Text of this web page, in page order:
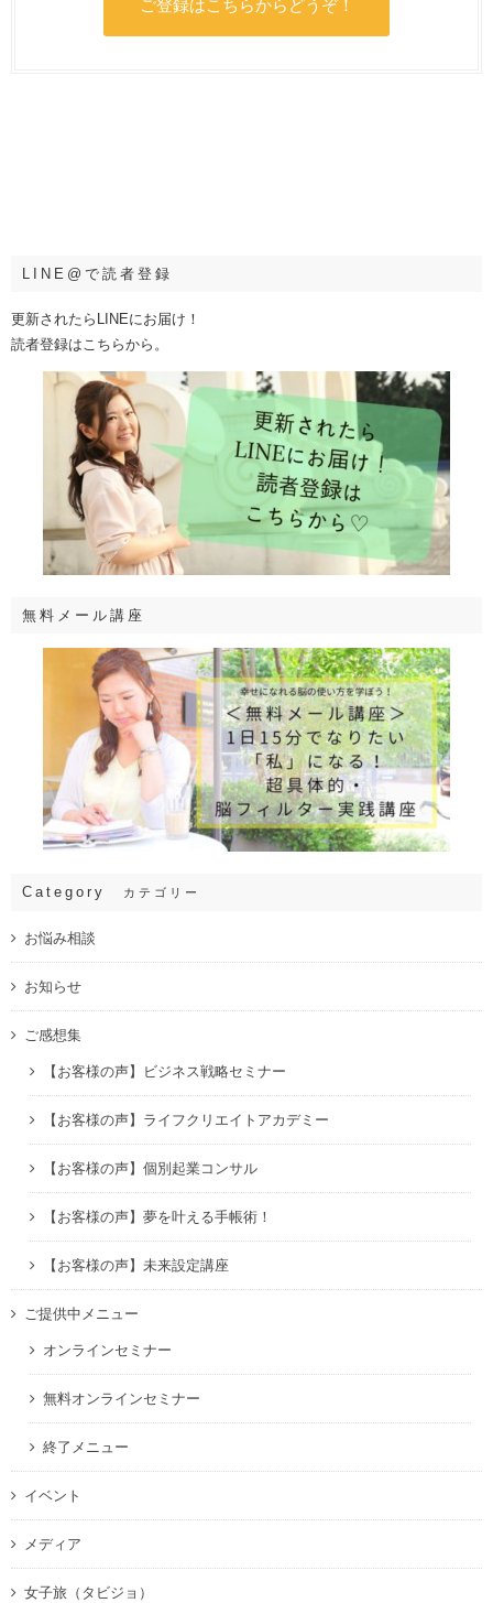
ご登録はこちらからどうぞ！
LINE@で読者登録
更新されたらLINEにお届け！
読者登録はこちらから。
無料メール講座
Category カテゴリー
お悩み相談
お知らせ
ご感想集
【お客様の声】ビジネス戦略セミナー
【お客様の声】ライフクリエイトアカデミー
【お客様の声】個別起業コンサル
【お客様の声】夢を叶える手帳術！
【お客様の声】未来設定講座
ご提供中メニュー
オンラインセミナー
無料オンラインセミナー
終了メニュー
イベント
メディア
女子旅（タビジョ）